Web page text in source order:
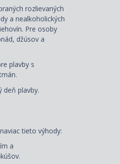
rozlievaných
a nealkoholických
Pre osoby
džúsov a
plavby s
deň plavby.
tieto výhody:
a
.